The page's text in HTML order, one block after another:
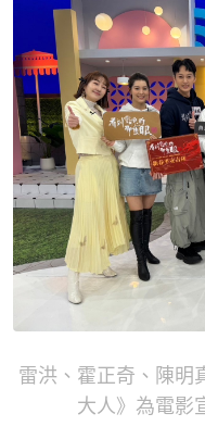
雷洪、霍正奇、陳明
大人》為電影